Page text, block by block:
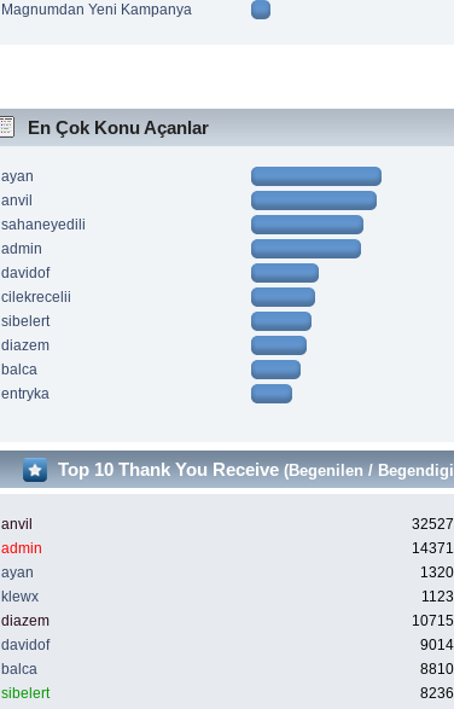
Magnumdan Yeni Kampanya
En Çok Konu Açanlar
ayan
anvil
sahaneyedili
admin
davidof
cilekrecelii
sibelert
diazem
balca
entryka
Top 10 Thank You Receive (Begenilen /
anvil
admin
ayan
klewx
diazem
davidof
balca
sibelert